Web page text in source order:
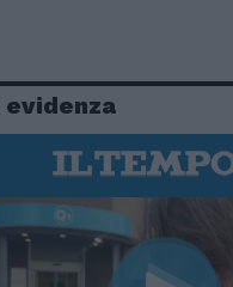
evidenza